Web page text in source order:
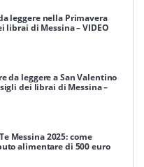
leggere nella Primavera
librai di Messina – VIDEO
da leggere a San Valentino
dei librai di Messina –
Messina 2025: come
alimentare di 500 euro